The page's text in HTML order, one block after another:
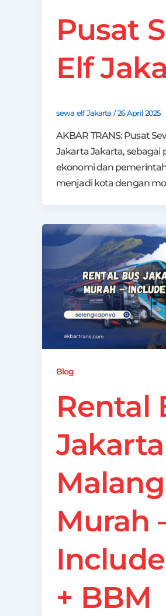
Pusat
Elf
sewa elf Jakarta /26 April 2025
AKBAR TRANS: Pusat
Jakarta Jakarta, sebagai
ekonomi dan
menjadi kota dengan
Blog
Rental
Jakarta
Malang
Murah
+ BBM